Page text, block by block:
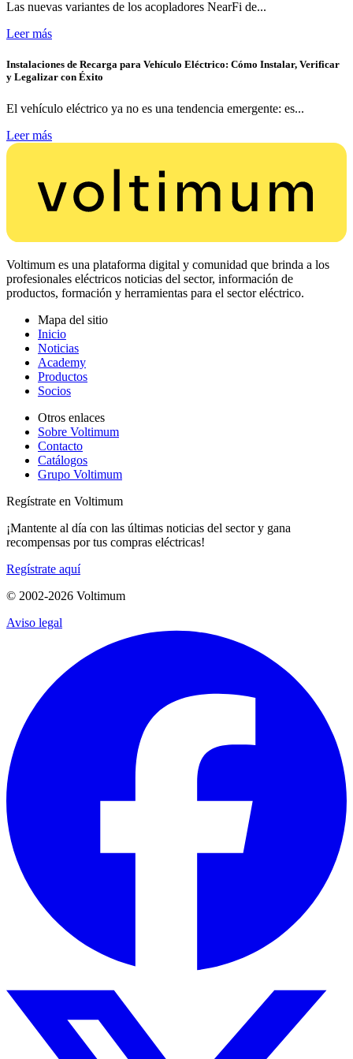
Las nuevas variantes de los acopladores NearFi de...
Leer más
Instalaciones de Recarga para Vehículo Eléctrico: Cómo Instalar, Verificar
y Legalizar con Éxito
El vehículo eléctrico ya no es una tendencia emergente: es...
Leer más
Voltimum es una plataforma digital y comunidad que brinda a los
profesionales eléctricos noticias del sector, información de
productos, formación y herramientas para el sector eléctrico.
Mapa del sitio
Inicio
Noticias
Academy
Productos
Socios
Otros enlaces
Sobre Voltimum
Contacto
Catálogos
Grupo Voltimum
Regístrate en Voltimum
¡Mantente al día con las últimas noticias del sector y gana
recompensas por tus compras eléctricas!
Regístrate aquí
© 2002-2026 Voltimum
Aviso legal